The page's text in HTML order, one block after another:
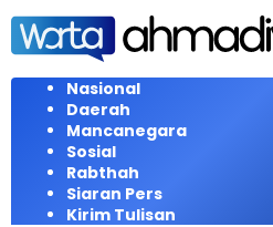
Langsung
konten
Nasional
Daerah
Mancanegara
Sosial
Rabthah
Siaran Pers
Kirim Tulisan